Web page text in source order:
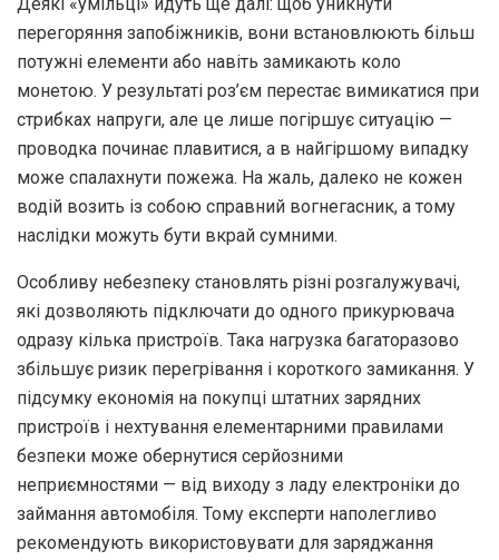
Деякі «умільці» йдуть ще далі: щоб уникнути
перегоряння запобіжників, вони встановлюють більш
потужні елементи або навіть замикають коло
монетою. У результаті роз’єм перестає вимикатися при
стрибках напруги, але це лише погіршує ситуацію —
проводка починає плавитися, а в найгіршому випадку
може спалахнути пожежа. На жаль, далеко не кожен
водій возить із собою справний вогнегасник, а тому
наслідки можуть бути вкрай сумними.
Особливу небезпеку становлять різні розгалужувачі,
які дозволяють підключати до одного прикурювача
одразу кілька пристроїв. Така нагрузка багаторазово
збільшує ризик перегрівання і короткого замикання. У
підсумку економія на покупці штатних зарядних
пристроїв і нехтування елементарними правилами
безпеки може обернутися серйозними
неприємностями — від виходу з ладу електроніки до
займання автомобіля. Тому експерти наполегливо
рекомендують використовувати для заряджання